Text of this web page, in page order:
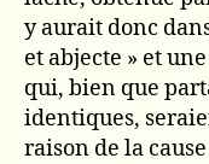
y aurait donc
et abjecte » et
qui, bien que
identiques,
raison de la